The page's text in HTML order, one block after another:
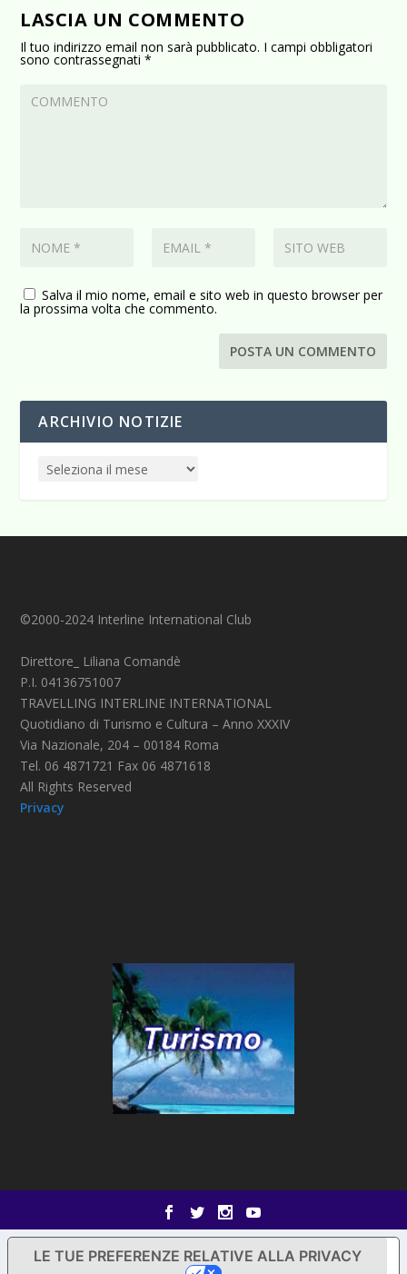
LASCIA UN COMMENTO
Il tuo indirizzo email non sarà pubblicato. I campi obbligatori
sono contrassegnati*
Salva il mio nome, email e sito web in questo browser per
la prossima volta che commento.
ARCHIVIO NOTIZIE
©2000-2024 Interline International Club
Direttore_ Liliana Comandè
P.I. 04136751007
TRAVELLING INTERLINE INTERNATIONAL
Quotidiano di Turismo e Cultura – Anno XXXIV
Via Nazionale, 204 – 00184 Roma
Tel. 06 4871721 Fax 06 4871618
All Rights Reserved
Privacy
LE TUE PREFERENZE RELATIVE ALLA PRIVACY